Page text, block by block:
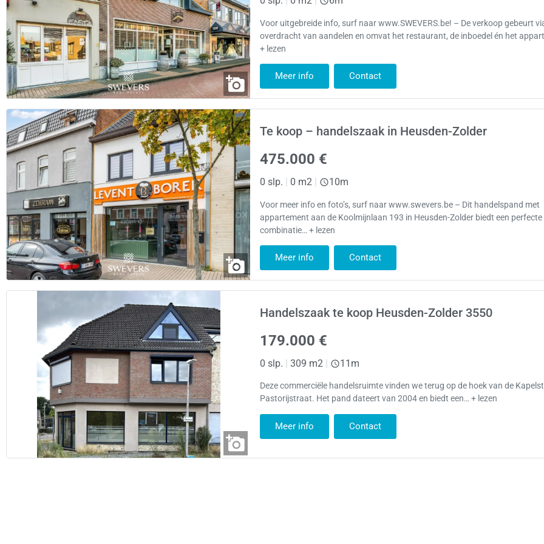
Voor uitgebreide info, surf naar www.SWEVERS.be! – De verkoop gebeurt
overdracht van aandelen en omvat het restaurant, de inboedel én het
+ lezen
Meer info Contact
Te koop – handelszaak in Heusden-Zolder
475.000 €
0 slp. | 0 m2 | 10m
Voor meer info en foto’s, surf naar www.swevers.be – Dit handelspand met
appartement aan de Koolmijnlaan 193 in Heusden-Zolder biedt een perfecte
combinatie… + lezen
Meer info Contact
Handelszaak te koop Heusden-Zolder 3550
179.000 €
0 slp. | 309 m2 | 11m
Deze commerciële handelsruimte vinden we terug op de hoek van de
Pastorijstraat. Het pand dateert van 2004 en biedt een… + lezen
Meer info Contact